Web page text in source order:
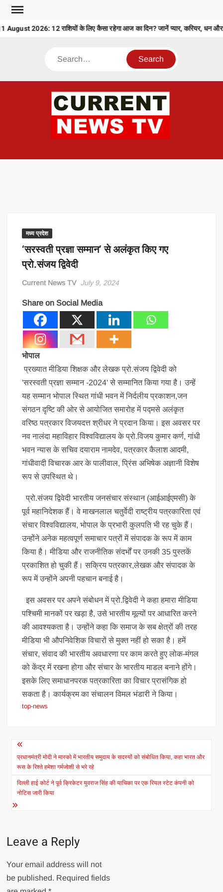
Skip
content2026: 12 राशियों के लिए कैसा रहेगा आज का दिन? जानें प्यार, करियर, धन और
Search
मध्य प्रदेश
‘सरस्वती प्रज्ञा सम्मान’ से अलंकृत किए गए
प्रो.संजय द्विवेदी
Current News TV July 9, 2024
Share on Social Media
भोपाल
प्रख्यात मीडिया शिक्षक और लेखक प्रो.संजय द्विवेदी को
'सरस्वती प्रज्ञा सम्मान -2024' से सम्मानित किया गया है। उन्हें
यह सम्मान भोपाल स्थित गांधी भवन में निर्दलीय प्रकाशन,जन
संगठन दृष्टि की ओर से आयोजित समारोह में पद्मसे अलंकृत
वरिष्ठ पत्रकार विजयदत्त श्रीधर ने प्रदान किया। इस अवसर पर
नव नालंदा महाविहार विश्वविद्यालय के प्रो.विजय कुमार कर्ण, गांधी
भवन न्यास के सचिव दयाराम नामदेव, पत्रकार कैलाश आदमी,
गांधीवादी विचारक आर के पालीवाल, प्रिंस अभिषेक अज्ञानी विशेष
रूप से उपस्थित थे।
प्रो.संजय द्विवेदी भारतीय जनसंचार संस्थान (आईआईएमसी) के
पूर्व महानिदेशक हैं। वे माखनलाल चतुर्वेदी राष्ट्रीय पत्रकारिता एवं
संचार विश्वविद्यालय, भोपाल के प्रभारी कुलपति भी रह चुके हैं।
उन्होंने अनेक महत्वपूर्ण समाचार पत्रों में संपादक के रूप में काम
किया है। मीडिया और राजनीतिक संदर्भों पर उनकी 35 पुस्तकें
प्रकाशित हो चुकी हैं। सक्रिय पत्रकार,लेखक और संपादक के
रूप में उन्होंने अपनी पहचान बनाई है।
इस अवसर पर अपने संबोधन में प्रो.द्विवेदी ने कहा हमारा मीडिया
पश्चिमी मानकों पर खड़ा है, उसे भारतीय मूल्यों पर आधारित करने
की आवश्यकता है। उन्होंने कहा कि समाज के सब क्षेत्रों की तरह
मीडिया भी औपनिवेशिक विचारों से मुक्त नहीं हो सका है। हमें
संचार, संवाद की भारतीय अवधारणा पर काम करते हुए लोक-मंगल
को केंद्र में रखना होगा और संचार के भारतीय माडल बनाने होंगे।
इसके लिए समाधानपरक पत्रकारिता का विचार प्रासंगिक हो
सकता है। कार्यक्रम का संचालन विमल भंडारी ने किया।
top-news
Post
navigation
प्रधानमंत्री मोदी ने मास्को में भारतीय समुदाय के सदस्यों को संबोधित किया, कहा भारत और
रूस के रिश्ते हमेशा गर्मजोशी से भरे रहे
दिल्ली हाई कोर्ट ने पूर्व क्रिकेटर युवराज सिंह की याचिका पर एक रियल स्टेट कंपनी को
नोटिस जारी किया
Leave a Reply
Your email address will not
be published. Required fields